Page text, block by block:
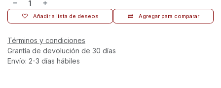
Agregar para comparar
Añadir a lista de deseos
Términos y condiciones
Grantía de devolución de 30 días
Envío: 2-3 días hábiles